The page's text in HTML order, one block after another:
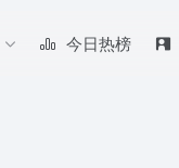
今日热榜